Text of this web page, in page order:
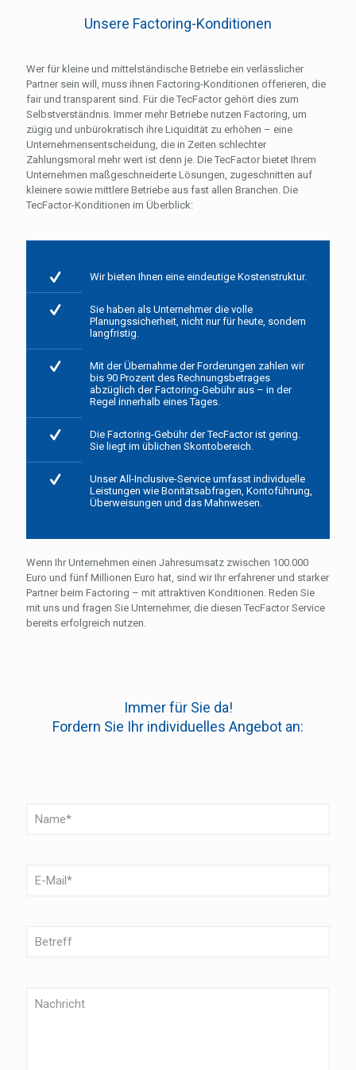
Unsere Factoring-Konditionen
Wer für kleine und mittelständische Betriebe ein verlässlicher
Partner sein will, muss ihnen Factoring-Konditionen offerieren, die
fair und transparent sind. Für die TecFactor gehört dies zum
Selbstverständnis. Immer mehr Betriebe nutzen Factoring, um
zügig und unbürokratisch ihre Liquidität zu erhöhen – eine
Unternehmensentscheidung, die in Zeiten schlechter
Zahlungsmoral mehr wert ist denn je. Die TecFactor bietet Ihrem
Unternehmen maßgeschneiderte Lösungen, zugeschnitten auf
kleinere sowie mittlere Betriebe aus fast allen Branchen. Die
TecFactor-Konditionen im Überblick:
Wir bieten Ihnen eine eindeutige Kostenstruktur.
Sie haben als Unternehmer die volle
Planungssicherheit, nicht nur für heute, sondern
langfristig.
Mit der Übernahme der Forderungen zahlen wir
bis 90 Prozent des Rechnungsbetrages
abzüglich der Factoring-Gebühr aus – in der
Regel innerhalb eines Tages.
Die Factoring-Gebühr der TecFactor ist gering.
Sie liegt im üblichen Skontobereich.
Unser All-Inclusive-Service umfasst individuelle
Leistungen wie Bonitätsabfragen, Kontoführung,
Überweisungen und das Mahnwesen.
Wenn Ihr Unternehmen einen Jahresumsatz zwischen 100.000
Euro und fünf Millionen Euro hat, sind wir Ihr erfahrener und starker
Partner beim Factoring – mit attraktiven Konditionen. Reden Sie
mit uns und fragen Sie Unternehmer, die diesen TecFactor Service
bereits erfolgreich nutzen.
Immer für Sie da!
Fordern Sie Ihr individuelles Angebot an: